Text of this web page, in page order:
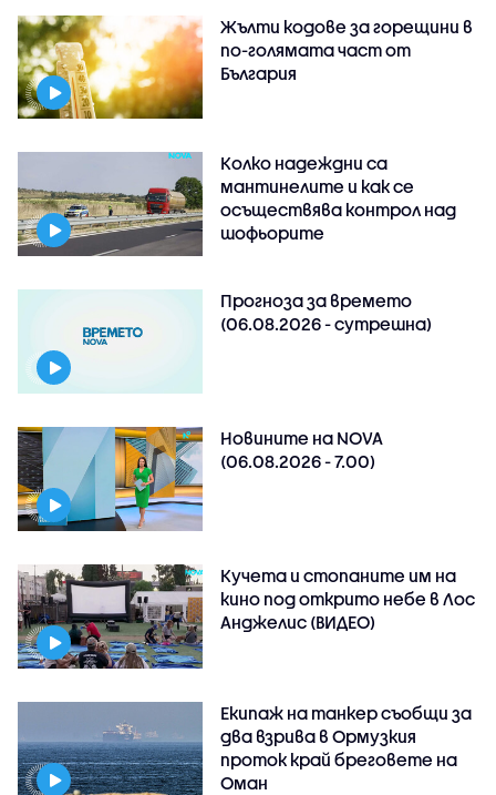
Жълти кодове за горещини в
по-голямата част от
България
Колко надеждни са
мантинелите и как се
осъществява контрол над
шофьорите
Прогноза за времето
(06.08.2026 - сутрешна)
Новините на NOVA
(06.08.2026 - 7.00)
Кучета и стопаните им на
кино под открито небе в Лос
Анджелис (ВИДЕО)
Екипаж на танкер съобщи за
два взрива в Ормузкия
проток край бреговете на
Оман